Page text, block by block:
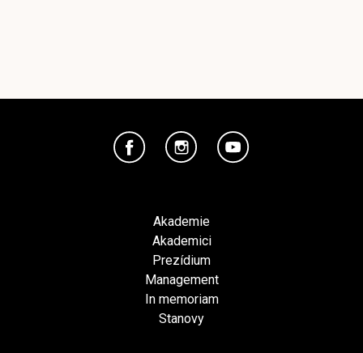
Akademie
Akademici
Prezídium
Management
In memoriam
Stanovy